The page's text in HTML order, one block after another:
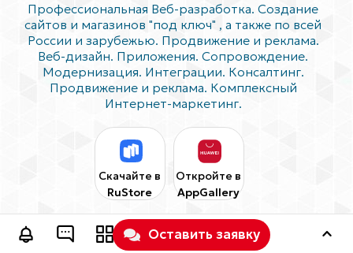
Профессиональная Веб-разработка. Создание
сайтов и магазинов "под ключ" , а также по всей
России и зарубежью. Продвижение и реклама.
Веб-дизайн. Приложения. Сопровождение.
Модернизация. Интеграции. Консалтинг.
Продвижение и реклама. Комплексный
Интернет-маркетинг.
Скачайте в
RuStore
Откройте в
AppGallery
Оставить заявку